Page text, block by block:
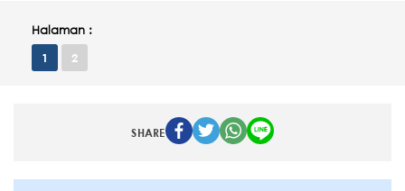
Halaman :
1 2
SHARE